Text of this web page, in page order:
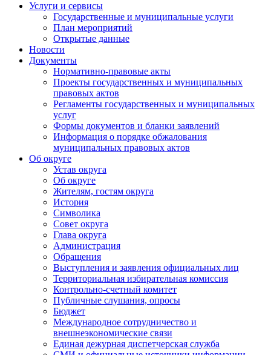
Услуги и сервисы
Государственные и муниципальные услуги
План мероприятий
Открытые данные
Новости
Документы
Нормативно-правовые акты
Проекты государственных и муниципальных
правовых актов
Регламенты государственных и муниципальных
услуг
Формы документов и бланки заявлений
Информация о порядке обжалования
муниципальных правовых актов
Об округе
Устав округа
Об округе
Жителям, гостям округа
История
Символика
Совет округа
Глава округа
Администрация
Обращения
Выступления и заявления официальных лиц
Территориальная избирательная комиссия
Контрольно-счетный комитет
Публичные слушания, опросы
Бюджет
Международное сотрудничество и
внешнеэкономические связи
Единая дежурная диспетчерская служба